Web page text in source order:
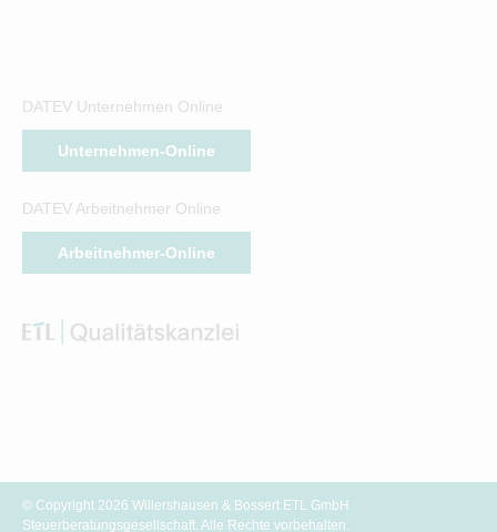
DATEV Unternehmen Online
Unternehmen-Online
DATEV Arbeitnehmer Online
Arbeitnehmer-Online
© Copyright 2026 Willershausen & Bossert ETL GmbH
Steuerberatungsgesellschaft. Alle Rechte vorbehalten.